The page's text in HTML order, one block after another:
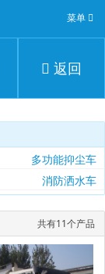
菜单
返回
多功能抑尘车
消防洒水车
共有11个产品